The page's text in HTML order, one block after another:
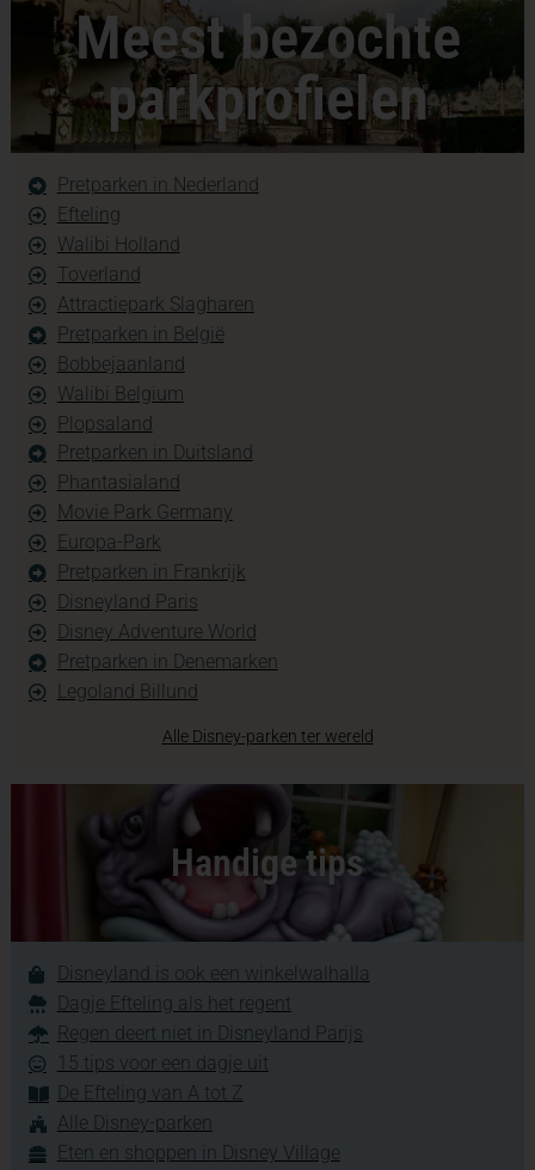
Meest bezochte
parkprofielen
Pretparken in Nederland
Efteling
Walibi Holland
Toverland
Attractiepark Slagharen
Pretparken in België
Bobbejaanland
Walibi Belgium
Plopsaland
Pretparken in Duitsland
Phantasialand
Movie Park Germany
Europa-Park
Pretparken in Frankrijk
Disneyland Paris
Disney Adventure World
Pretparken in Denemarken
Legoland Billund
Alle Disney-parken ter wereld
Handige tips
Disneyland is ook een winkelwalhalla
Dagje Efteling als het regent
Regen deert niet in Disneyland Parijs
15 tips voor een dagje uit
De Efteling van A tot Z
Alle Disney-parken
Eten en shoppen in Disney Village